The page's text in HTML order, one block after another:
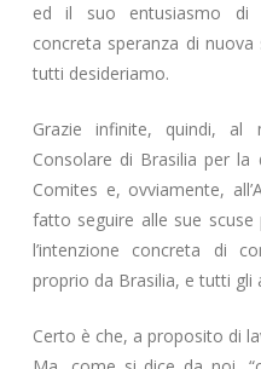
ed il suo entusiasmo di
concreta speranza di
tutti desideriamo.
Grazie infinite, quindi, al
Consolare di Brasilia per
Comites e, ovviamente,
fatto seguire alle sue scuse
l’intenzione concreta di
proprio da Brasilia, e tutti gli
Certo è che, a proposito di